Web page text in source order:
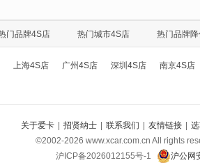
门品牌4S店 热门城市4S店 热门品牌
上海4S店 广州4S店 深圳4S店
南京4S店
关于爱卡 | 招贤纳士 | 联系我们 | 友情链接 |
©2002-2026 www.xcar.com.cn All rights
沪ICP备2026012155号-1
沪公网